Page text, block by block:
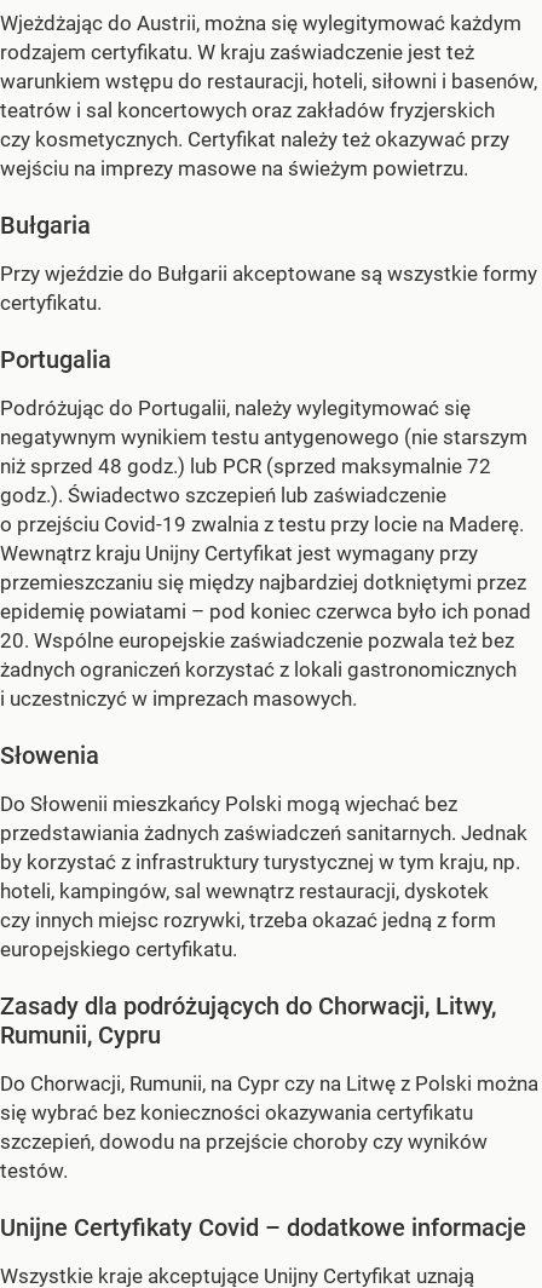
Wjeżdżając do Austrii, można się wylegitymować każdym
rodzajem certyfikatu. W kraju zaświadczenie jest też
warunkiem wstępu do restauracji, hoteli, siłowni i basenów,
teatrów i sal koncertowych oraz zakładów fryzjerskich
czy kosmetycznych. Certyfikat należy też okazywać przy
wejściu na imprezy masowe na świeżym powietrzu.
Bułgaria
Przy wjeździe do Bułgarii akceptowane są wszystkie formy
certyfikatu.
Portugalia
Podróżując do Portugalii, należy wylegitymować się
negatywnym wynikiem testu antygenowego (nie starszym
niż sprzed 48 godz.) lub PCR (sprzed maksymalnie 72
godz.). Świadectwo szczepień lub zaświadczenie
o przejściu Covid-19 zwalnia z testu przy locie na Maderę.
Wewnątrz kraju Unijny Certyfikat jest wymagany przy
przemieszczaniu się między najbardziej dotkniętymi przez
epidemię powiatami – pod koniec czerwca było ich ponad
20. Wspólne europejskie zaświadczenie pozwala też bez
żadnych ograniczeń korzystać z lokali gastronomicznych
i uczestniczyć w imprezach masowych.
Słowenia
Do Słowenii mieszkańcy Polski mogą wjechać bez
przedstawiania żadnych zaświadczeń sanitarnych. Jednak
by korzystać z infrastruktury turystycznej w tym kraju, np.
hoteli, kampingów, sal wewnątrz restauracji, dyskotek
czy innych miejsc rozrywki, trzeba okazać jedną z form
europejskiego certyfikatu.
Zasady dla podróżujących do Chorwacji, Litwy,
Rumunii, Cypru
Do Chorwacji, Rumunii, na Cypr czy na Litwę z Polski można
się wybrać bez konieczności okazywania certyfikatu
szczepień, dowodu na przejście choroby czy wyników
testów.
Unijne Certyfikaty Covid – dodatkowe informacje
Wszystkie kraje akceptujące Unijny Certyfikat uznają